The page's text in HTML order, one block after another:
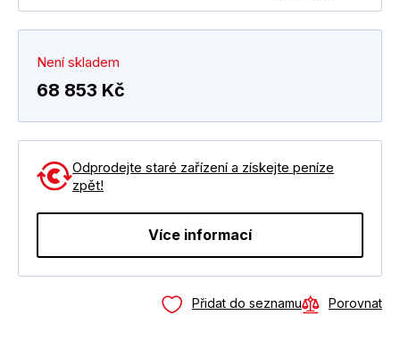
Není skladem
68 853 Kč
Odprodejte staré zařízení a získejte peníze
zpět!
Více informací
Přidat do seznamu Porovnat